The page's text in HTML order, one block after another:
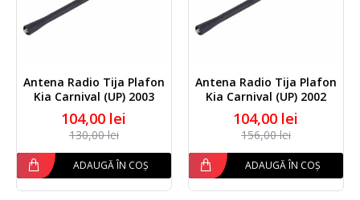
Antena Radio Tija Plafon
Kia Carnival (UP) 2003
104,00 lei
130,00 lei
ADAUGĂ ÎN COȘ
Antena Radio Tija Plafon
Kia Carnival (UP) 2002
104,00 lei
156,00 lei
ADAUGĂ ÎN COȘ